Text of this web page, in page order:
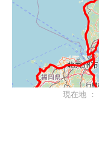
現在地 ：